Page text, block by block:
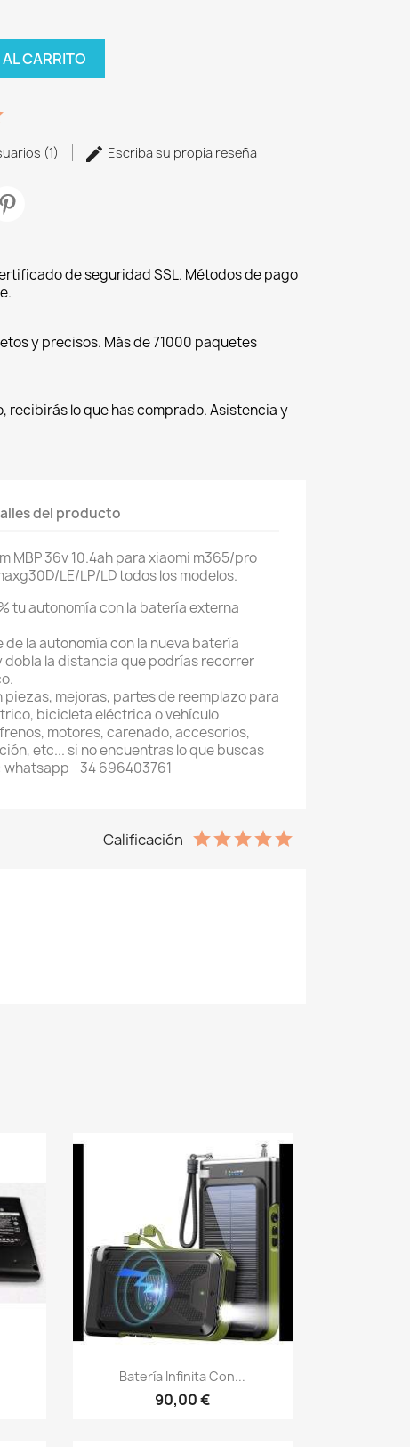
CARRITO
(1) Escriba su propia reseña
de seguridad SSL. Métodos de pago
y precisos. Más de 71000 paquetes
recibirás lo que has comprado. Asistencia y
del producto
MBP 36v 10.4ah para xiaomi m365/pro
LE/LP/LD todos los modelos.
tu autonomía con la batería externa
la autonomía con la nueva batería
dobla la distancia que podrías recorrer
piezas, mejoras, partes de reemplazo para
bicicleta eléctrica o vehículo
motores, carenado, accesorios,
etc... si no encuentras lo que buscas
+34 696403761
Calificación
Vista rápida
Batería Infinita Con...
90,00 €